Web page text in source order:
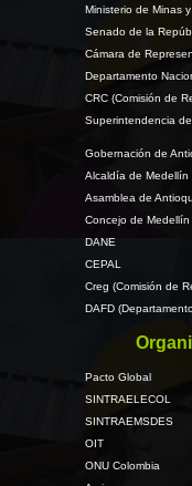
Ministerio de Minas
Senado de la
Cámara de
Departamento
CRC (Comisión de
Superintendencia
Gobernación de
Alcaldía de Medellín
Asamblea de
Concejo de Medellín
DANE
CEPAL
Creg (Comisión de
DAFD
Pacto Global
SINTRAELECOL
SINTRAEMSDES
OIT
ONU Colombia